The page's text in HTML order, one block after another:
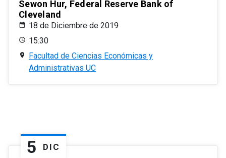
Sewon Hur, Federal Reserve Bank of
Cleveland
18 de Diciembre de 2019
15:30
Facultad de Ciencias Económicas y
Administrativas UC
5 DIC